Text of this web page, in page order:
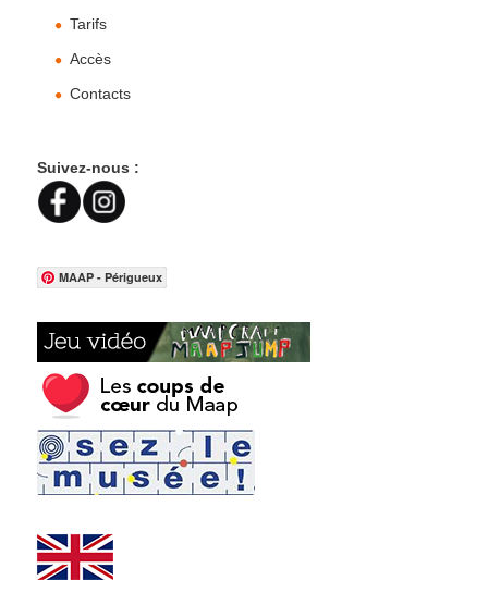
Tarifs
Accès
Contacts
Suivez-nous :
MAAP - Périgueux